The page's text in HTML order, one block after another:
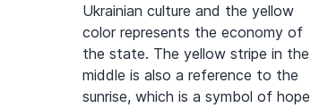
Ukrainian culture and the yellow
color represents the economy of
the state. The yellow stripe in the
middle is also a reference to the
sunrise, which is a symbol of hope